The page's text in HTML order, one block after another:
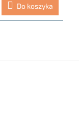
Do koszyka